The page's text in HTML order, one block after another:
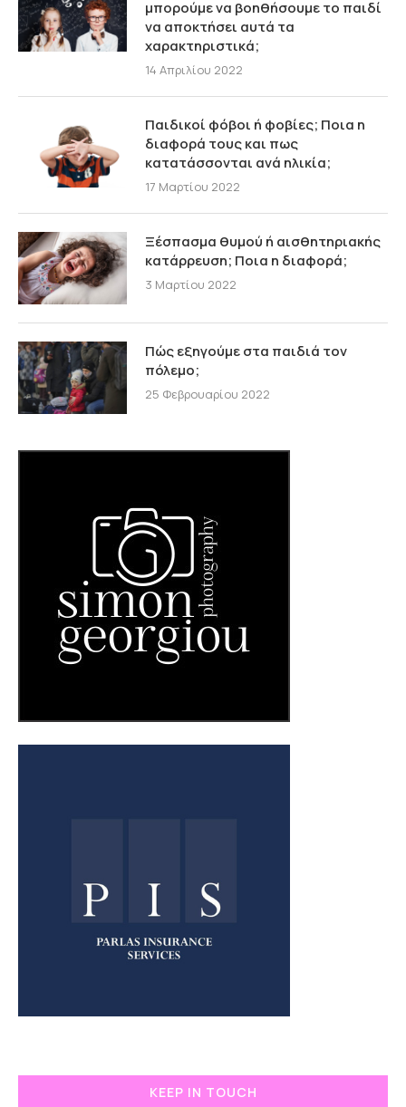
μπορούμε να βοηθήσουμε το παιδί
να αποκτήσει αυτά τα
χαρακτηριστικά;
14 Απριλίου 2022
Παιδικοί φόβοι ή φοβίες; Ποια η
διαφορά τους και πως
κατατάσσονται ανά ηλικία;
17 Μαρτίου 2022
Ξέσπασμα θυμού ή αισθητηριακής
κατάρρευση; Ποια η διαφορά;
3 Μαρτίου 2022
Πώς εξηγούμε στα παιδιά τον
πόλεμο;
25 Φεβρουαρίου 2022
KEEP IN TOUCH